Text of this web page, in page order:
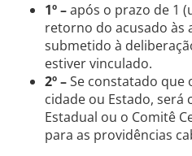
1º –após o prazo de 1
retorno do acusado às
submetido à
estiver vinculado.
2º –Se constatado que
cidade ou Estado, será
Estadual ou o Comitê
para as providências